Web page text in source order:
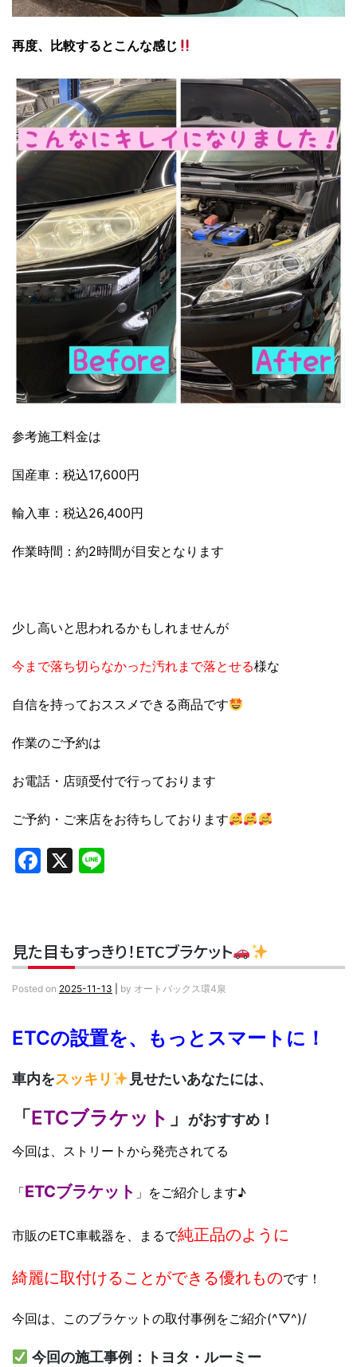
再度、比較するとこんな感じ
参考施工料金は
国産車：税込17,600円
輸入車：税込26,400円
作業時間：約2時間が目安となります
少し高いと思われるかもしれませんが
今まで落ち切らなかった汚れまで落とせる様な
自信を持っておススメできる商品です
作業のご予約は
お電話・店頭受付で行っております
ご予約・ご来店をお待ちしております
Facebook
X
見た目もすっきり！ETCブラケット
Posted on 2025-11-13 by オートバックス環4泉
ETCの設置を、もっとスマートに！
車内をスッキリ 見せたいあなたには、
「ETCブラケット 」 がおすすめ！
今回は、ストリートから発売されてる
「ETCブラケット 」をご紹介します♪
市販のETC車載器を、まるで純正品のように
綺麗に取付けることができる優れものです！
今回は、このブラケットの取付事例をご紹介(^▽^)/
今回の施工事例：トヨタ・ルーミー